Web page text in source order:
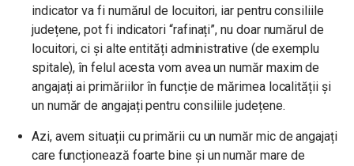
indicator va fi numărul de locuitori, iar pentru consiliile
județene, pot fi indicatori “rafinați”, nu doar numărul de
locuitori, ci și alte entități administrative (de exemplu
spitale), în felul acesta vom avea un număr maxim de
angajați ai primăriilor în funcție de mărimea localității și
un număr de angajați pentru consiliile județene.
Azi, avem situații cu primării cu un număr mic de angajați
care funcționează foarte bine și un număr mare de